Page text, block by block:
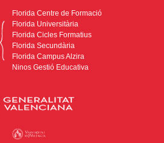
Florida Centre de Formació
Florida Universitària
Florida Cicles Formatius
Florida Secundària
Florida Campus Alzira
Ninos Gestió Educativa